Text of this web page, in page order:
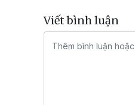
Viết bình luận